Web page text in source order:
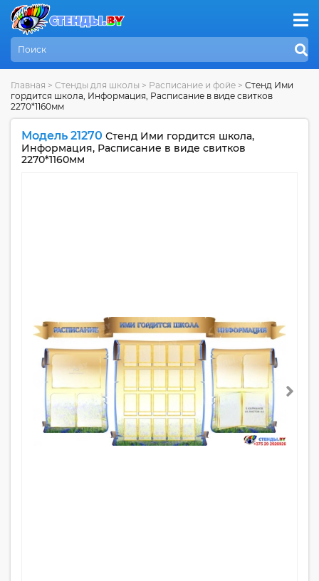
Главная > Стенды для школы > Расписание и фойе > Стенд Ими
гордится школа, Информация, Расписание в виде свитков
2270*1160мм
Модель 21270 Стенд Ими гордится школа,
Информация, Расписание в виде свитков
2270*1160мм